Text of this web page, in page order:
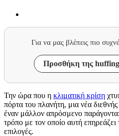
Για να μας βλέπεις πιο
Προσθήκη της
Την ώρα που η κλιματική κρίση
πόρτα του πλανήτη, μια νέα
έναν μάλλον απρόσμενο
τρόπο με τον οποίο αυτή επηρεάζει
επιλογές.